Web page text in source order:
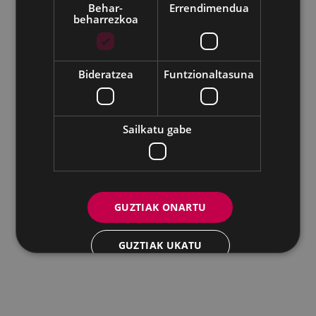
Udalaren sare sozial guztiak
Eibarko Andretxea - Isasi kalea, 11 | 20600 Eibar
Andretxea: 943 54 39 38Berdintasuna: 943 70 84 40
andretxea@eibar.eus
berdintasuna@eibar.eus
IFZ: P2003100A | DIR3 L01200300
Behar-
beharrezkoa
Errendimendua
Bideratzea Funtzionaltasuna
Sailkatu gabe
GUZTIAK ONARTU
GUZTIAK UKATU